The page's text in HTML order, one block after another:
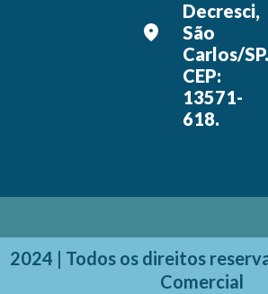
Decresci,
São
Carlos/SP.
CEP:
13571-
618.
2024 | Todos os direitos
Comercial